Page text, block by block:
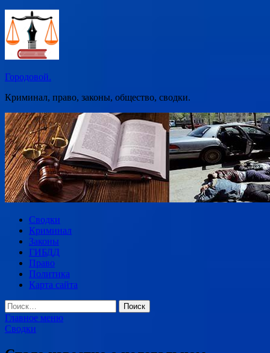
Перейти
содержимому
Городовой.
Криминал, право, законы, общество, сводки.
Сводки
Криминал
Законы
ГИБДД
Право
Политика
Карта сайта
Найти:
Главное меню
Сводки